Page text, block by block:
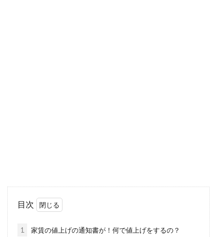
防ぐには告知方法がカギ？
目次
1 家賃の値上げの通知書が！何で値上げをするの？